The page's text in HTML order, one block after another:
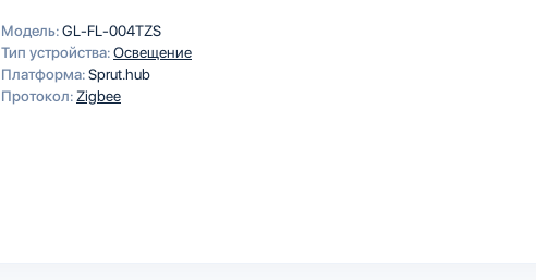
Модель:GL-FL-004TZS
Тип устройства:Освещение
Платформа:Sprut.hub
Протокол: Zigbee